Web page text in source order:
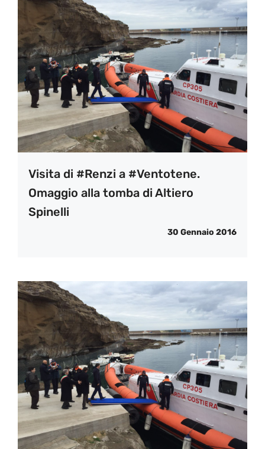
Visita di #Renzi a #Ventotene.
Omaggio alla tomba di Altiero
Spinelli
30 Gennaio 2016